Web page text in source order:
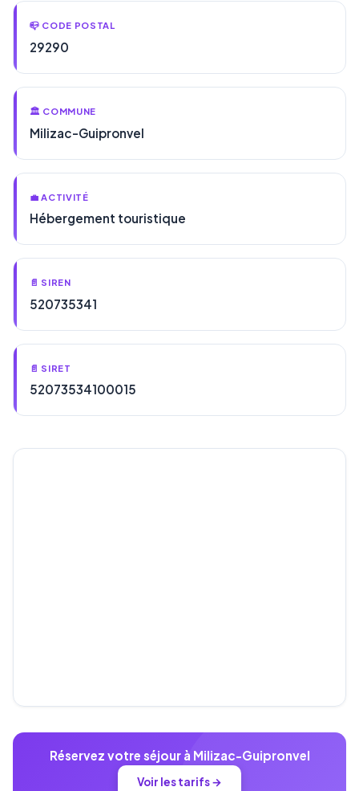
📪 CODE POSTAL
29290
🏛️ COMMUNE
Milizac-Guipronvel
💼 ACTIVITÉ
Hébergement touristique
📄 SIREN
520735341
📄 SIRET
52073534100015
Réservez votre séjour à Milizac-Guipronvel
Voir les tarifs →